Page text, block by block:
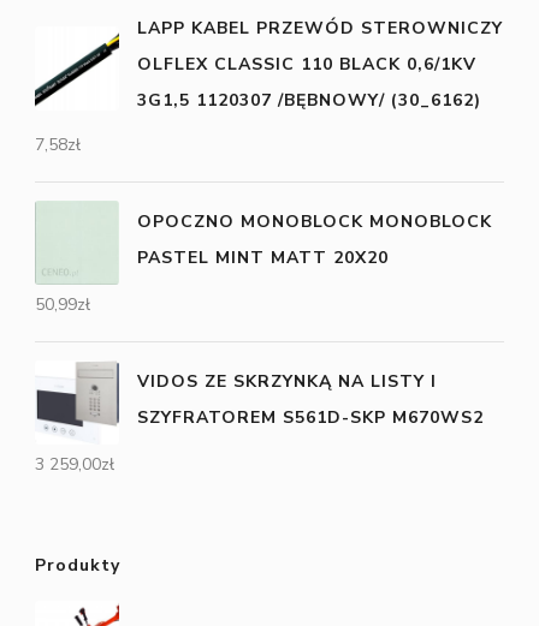
LAPP KABEL PRZEWÓD STEROWNICZY
OLFLEX CLASSIC 110 BLACK 0,6/1KV
3G1,5 1120307 /BĘBNOWY/ (30_6162)
7,58zł
OPOCZNO MONOBLOCK MONOBLOCK
PASTEL MINT MATT 20X20
50,99zł
VIDOS ZE SKRZYNKĄ NA LISTY I
SZYFRATOREM S561D-SKP M670WS2
3 259,00zł
Produkty